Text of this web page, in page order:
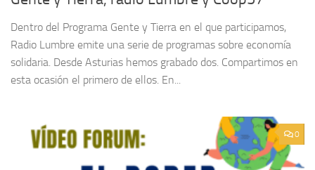
Dentro del Programa Gente y Tierra en el que participamos,
Radio Lumbre emite una serie de programas sobre economía
solidaria. Desde Asturias hemos grabado dos. Compartimos en
esta ocasión el primero de ellos. En...
0